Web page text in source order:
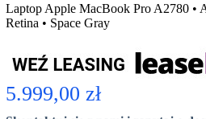
Laptop Apple MacBook Pro A2780 •
Retina • Space Gray
5.999,00 zł